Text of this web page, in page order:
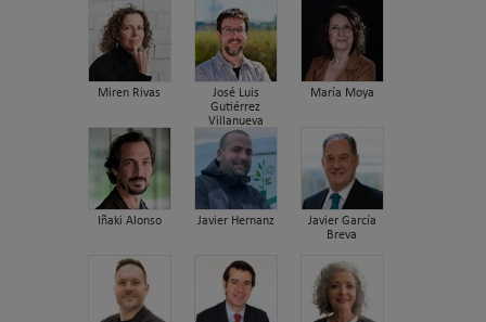
Miren Rivas
José Luis
Gutiérrez
Villanueva
María Moya
Iñaki Alonso Javier Hernanz
Javier García
Breva